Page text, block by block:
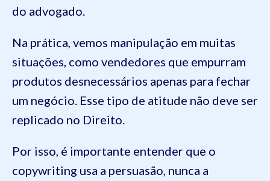
do advogado.
Na prática, vemos manipulação em muitas
situações, como vendedores que empurram
produtos desnecessários apenas para fechar
um negócio. Esse tipo de atitude não deve ser
replicado no Direito.
Por isso, é importante entender que o
copywriting usa a persuasão, nunca a